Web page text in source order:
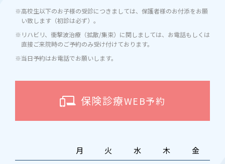
※高校生以下のお子様の受診につきましては、保護者様のお付添をお願
い致します（初診は必ず）。
※リハビリ、衝撃波治療（拡散/集束）に関しましては、お電話もしくは
直接ご来院時のご予約のみ受け付けております。
※当日予約はお電話でお願いします。
保険診療WEB予約
月 火 水 木 金